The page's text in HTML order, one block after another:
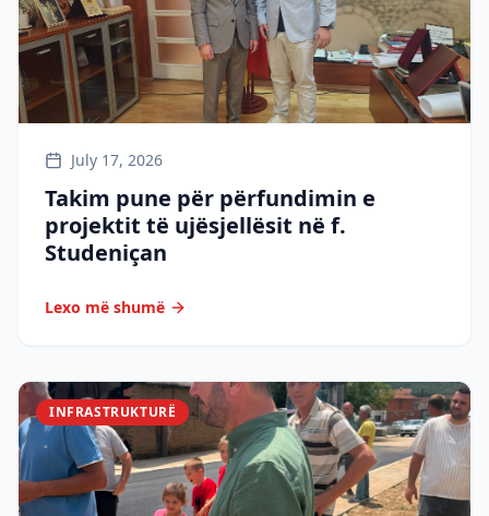
July 17, 2026
Takim pune për përfundimin e
projektit të ujësjellësit në f.
Studeniçan
Lexo më shumë
INFRASTRUKTURË